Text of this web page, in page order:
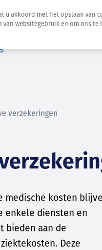
verzekeringen
medische kosten
enkele diensten en
bieden aan de
Deze
u akkoord met het opslaan van
van websitegebruik en om ons